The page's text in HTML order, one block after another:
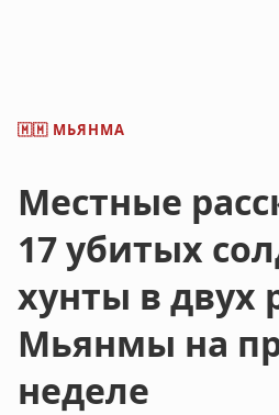
🇲🇲 МЬЯНМА
Местные
17 убитых
хунты в двух
Мьянмы на
неделе